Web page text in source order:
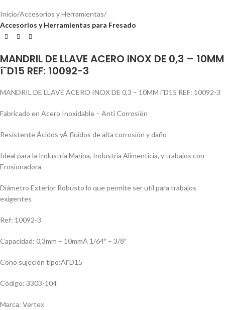
Inicio Accesorios y Herramientas
Accesorios y Herramientas para Fresado
MANDRIL DE LLAVE ACERO INOX DE 0,3 – 10MM
í˜D15 REF: 10092-3
MANDRIL DE LLAVE ACERO INOX DE 0,3 – 10MM í˜D15 REF: 10092-3
Fabricado en Acero Inoxidable – Anti Corrosión
Resistente Ácidos yÁ fluidos de alta corrosión y daño
Ideal para la Industria Marina, Industria Alimenticia, y trabajos con
Erosionadora
Diámetro Exterior Robusto lo que permite ser util para trabajos
exigentes
Ref: 10092-3
Capacidad: 0,3mm – 10mmÁ 1/64″ – 3/8″
Cono sujeción tipo:Áí˜D15
Código: 3303-104
Marca: Vertex